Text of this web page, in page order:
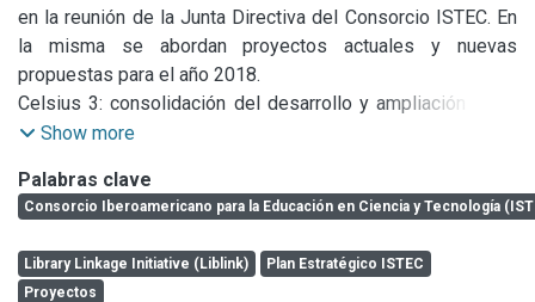
en la reunión de la Junta Directiva del Consorcio ISTEC. En
la misma se abordan proyectos actuales y nuevas
propuestas para el año 2018.
Celsius 3: consolidación del desarrollo y ampliación de la
red
instituciones miembros de ISTEC
Mantenimiento y actualización de los Portales de ISTEC y
Nuevo proyecto: Bienvenida, recepción y capacitación de
Show more
Palabras clave
Consorcio Iberoamericano para la Educación en Ciencia y Tecnología
Library Linkage Initiative (Liblink)
Plan Estratégico ISTEC
Proyectos